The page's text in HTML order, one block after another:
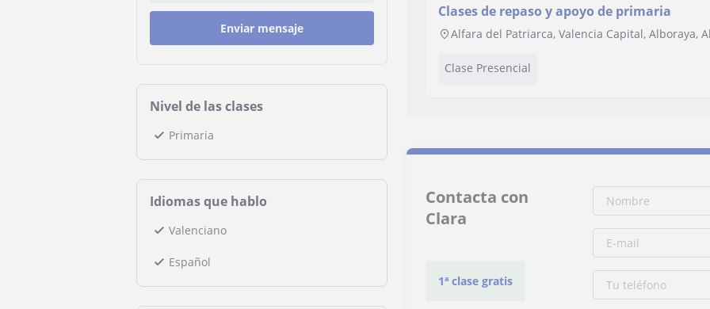
Enviar mensaje
Nivel de las clases
Primaria
Idiomas que hablo
Valenciano
Español
Clases de repaso y apoyo de primaria
Alfara del Patriarca, Valencia Capital, Alboraya,
Clase Presencial
Contacta con
Clara
1ª clase gratis